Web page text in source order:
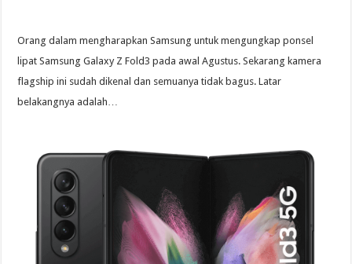
Orang dalam mengharapkan Samsung untuk mengungkap ponsel
lipat Samsung Galaxy Z Fold3 pada awal Agustus. Sekarang kamera
flagship ini sudah dikenal dan semuanya tidak bagus. Latar
belakangnya adalah…